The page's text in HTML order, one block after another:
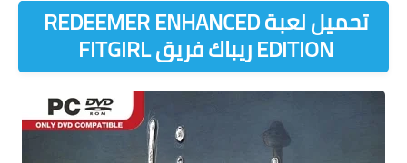
تحميل لعبة REDEEMER ENHANCED
EDITION ريباك فريق FITGIRL